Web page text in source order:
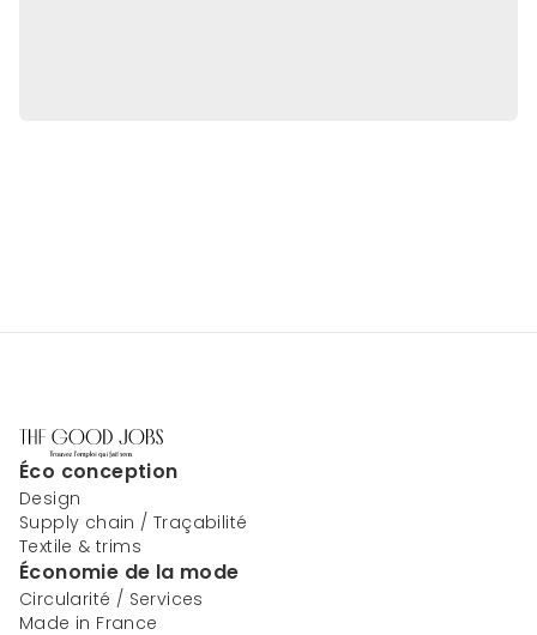
Éco conception
Design
Supply chain / Traçabilité
Textile & trims
Économie de la mode
Circularité / Services
Made in France